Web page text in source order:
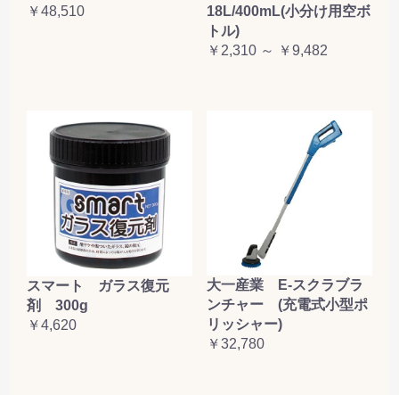
￥48,510
18L/400mL(小分け用空ボ
トル)
￥2,310 ～ ￥9,482
スマート ガラス復元
剤 300g
￥4,620
大一産業 E-スクラブラ
ンチャー (充電式小型ポ
リッシャー)
￥32,780